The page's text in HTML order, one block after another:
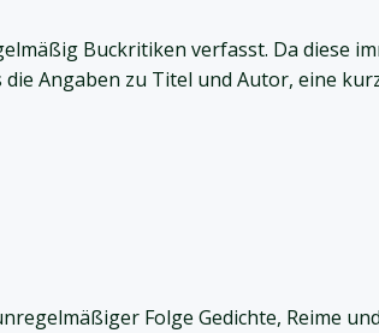
Buckritiken verfasst. Da diese
Angaben zu Titel und Autor, eine
Folge Gedichte, Reime